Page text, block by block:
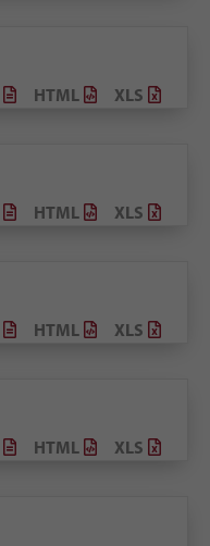
XLS
HTML
XLS
HTML
XLS
HTML
XLS
HTML